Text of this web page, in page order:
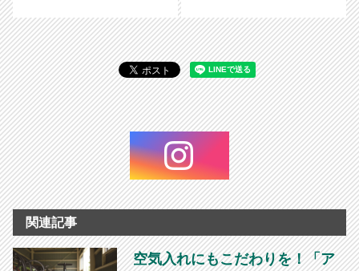
関連記事
空気入れにもこだわりを！「ア